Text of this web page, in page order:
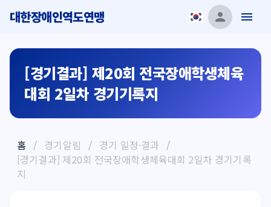
대한장애인역도연맹
[경기결과] 제20회 전국장애학생체육
대회 2일차 경기기록지
홈 / 경기알림 / 경기 일정·결과 /
[경기결과] 제20회 전국장애학생체육대회 2일차 경기기록
지